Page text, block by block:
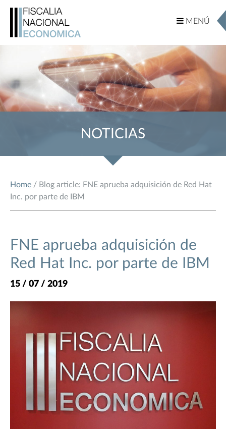
MENÚ
MENÚ
NOTICIAS
Home / Blog article: FNE aprueba adquisición de Red Hat
Inc. por parte de IBM
FNE aprueba adquisición de
Red Hat Inc. por parte de IBM
15 / 07 / 2019